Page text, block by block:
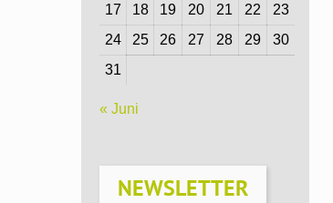
17
18 19 20 21 22
23
24
25 26 27 28 29
30
31
« Juni
NEWSLETTER